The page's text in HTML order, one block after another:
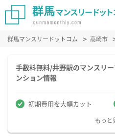
群馬マンスリードットコム 高崎市
手数料無料/井野駅のマンスリ
ンション情報
初期費用を大幅カット
もっと